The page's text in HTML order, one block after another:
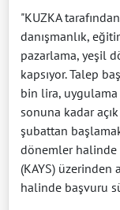
"KUZKA
danışmanlık,
pazarlama, yeşil
kapsıyor. Talep
bin lira, uygulama
sonuna kadar
şubattan
dönemler halinde
(KAYS) üzerinden
halinde başvuru